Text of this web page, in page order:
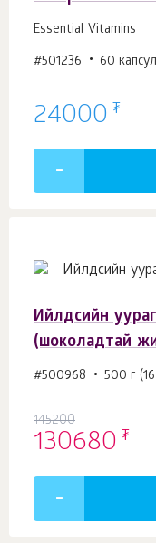
Essential Vitamins
#501236 60 капсул
24000 ₮
Ийлдсийн
(шоколадтай
#500968 500 г
145200
130680 ₮